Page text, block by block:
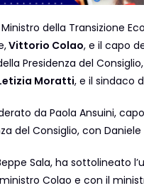
della Transizione
Vittorio Colao, e il capo
Presidenza del Consiglio,
Moratti, e il sindaco
da Paola Ansuini,
del Consiglio, con
Sala, ha sottolineato
Colao e con il